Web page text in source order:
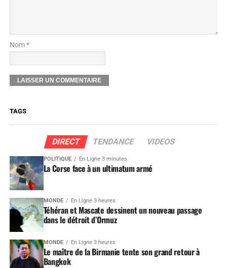
Nom *
TAGS
DIRECT TENDANCE VIDEOS
POLITIQUE En Ligne 3 minutes
La Corse face à un ultimatum armé
MONDE En Ligne 3 heures
Téhéran et Mascate dessinent un nouveau passage
dans le détroit d’Ormuz
MONDE En Ligne 3 heures
Le maître de la Birmanie tente son grand retour à
Bangkok